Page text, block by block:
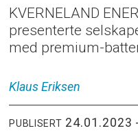
KVERNELAND
presenterte
med premium-
Klaus Eriksen
PUBLISERT